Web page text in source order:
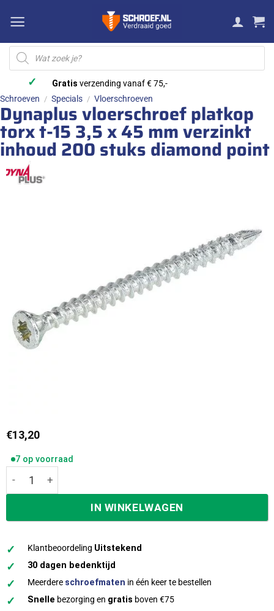
naar
inhoud
Producten
zoeken
✓ Gratis verzending vanaf € 75,-
Schroeven / Specials / Vloerschroeven
Dynaplus vloerschroef platkop
torx t-15 3,5 x 45 mm verzinkt
inhoud 200 stuks diamond point
€13,20
7 op voorraad
Dynaplus vloerschroef platkop torx t-15 3,5 x 45 mm
IN WINKELWAGEN
✓ Klantbeoordeling Uitstekend
✓ 30 dagen bedenktijd
✓ Meerdere schroefmaten in één keer te bestellen
✓ Snelle bezorging en gratis boven €75